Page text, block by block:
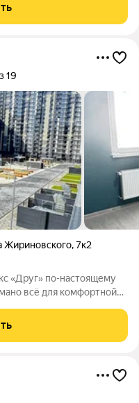
19
Жириновского,7к2
настоящему
всё для комфортной
площадки для всех